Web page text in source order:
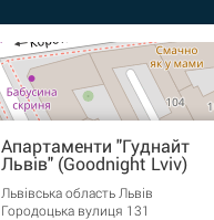
Апартаменти "Гуднайт
Львів" (Goodnight Lviv)
Львівська область Львів
Городоцька вулиця 131